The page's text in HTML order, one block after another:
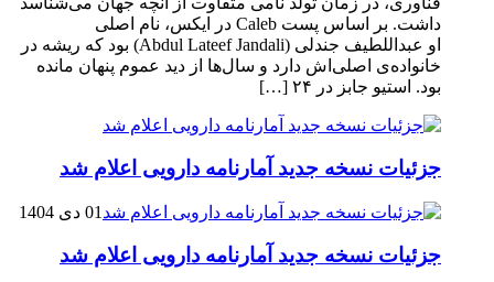
داشت. بر اساس پست Caleb در ایکس، نام اصلی
او عبداللطیف جندلی (Abdul Lateef Jandali) بود که ریشه در
خانواده‌ی اصلی‌اش دارد و سال‌ها از دید عموم پنهان مانده
بود. استیو جابز در ۲۴ […]
جزئیات نسخه جدید آمارنامه دارویی اعلام شد
01 دی 1404
جزئیات نسخه جدید آمارنامه دارویی اعلام شد